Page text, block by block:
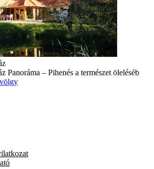
Panoráma – Pihenés a természet öleléséb